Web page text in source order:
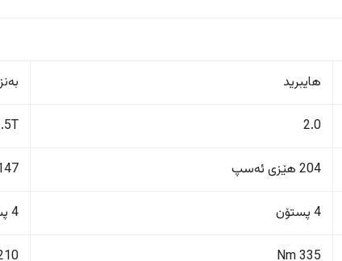
هایبرید
2.0
204 هێزی ئەسپ 147 هێزی
4 پستۆن 4 پستۆن
335 Nm
Nm